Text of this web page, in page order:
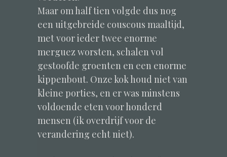
Maar om half tien volgde dus nog
een uitgebreide couscous maaltijd,
met voor ieder twee enorme
merguez worsten, schalen vol
gestoofde groenten en een enorme
kippenbout. Onze kok houd niet van
kleine porties, en er was minstens
voldoende eten voor honderd
mensen (ik overdrijf voor de
verandering echt niet).